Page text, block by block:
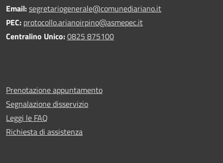
Email:segretariogenerale@comunediariano.it
PEC: protocollo.arianoirpino@asmepec.it
Centralino Unico:0825 875100
Prenotazione appuntamento
Segnalazione disservizio
Leggi le FAQ
Richiesta di assistenza